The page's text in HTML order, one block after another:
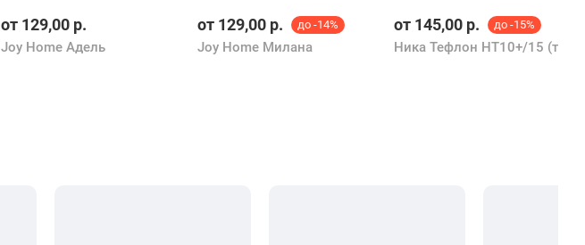
от 129,00 р.
Joy Home Адель
от 129,00 р. до -14%
Joy Home Милана
от 145,00 р. до -15%